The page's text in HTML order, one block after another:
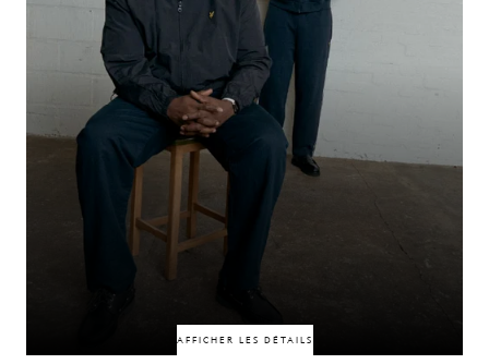
AFFICHER LES DÉTAILS
50% DE RÉDUCTION